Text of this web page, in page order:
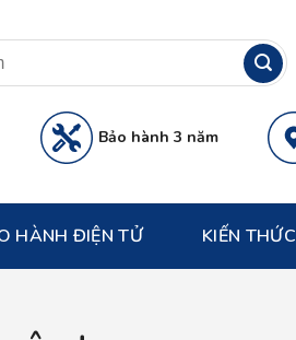
Bảo hành 3 năm
HÀNH ĐIỆN TỬ KIẾN THỨC